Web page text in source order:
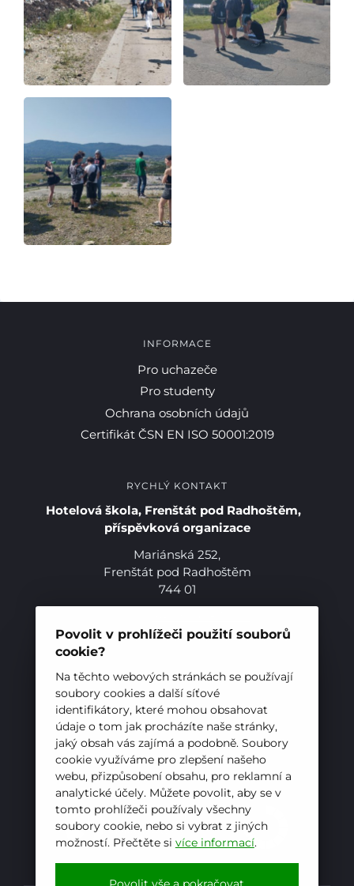
Povolit v prohlížeči použití souborů
cookie?
Na těchto webových stránkách se používají
soubory cookies a další síťové
identifikátory, které mohou obsahovat
údaje o tom jak procházíte naše stránky,
jaký obsah vás zajímá a podobně. Soubory
cookie využíváme pro zlepšení našeho
webu, přizpůsobení obsahu, pro reklamní a
analytické účely. Můžete povolit, aby se v
tomto prohlížeči používaly všechny
soubory cookie, nebo si vybrat z jiných
možností. Přečtěte si více informací.
Foto
Video a audio
Virtuální prohlídka
Kontakty
Pro studenty
Pro uchazeče
E-mail WhatsAppFacebook
INFORMACE
Pro uchazeče
Pro studenty
Ochrana osobních údajů
Certifikát ČSN EN ISO 50001:2019
RYCHLÝ KONTAKT
Hotelová škola, Frenštát pod Radhoštěm,
příspěvková organizace
Mariánská 252,
Frenštát pod Radhoštěm
744 01
E-mail:sekretariat@hotelovkafren.cz
Datová schránka: bc5jrez
IČ: 00576441
ZŘIZOVATEL
Hotelová škola, Frenštát pod Radhoštěm je
příspěvkovou organizací zřizovanou
Moravskoslezským krajem